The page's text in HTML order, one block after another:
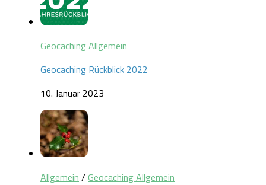
Geocaching Allgemein
Geocaching Rückblick 2022
10. Januar 2023
Allgemein / Geocaching Allgemein